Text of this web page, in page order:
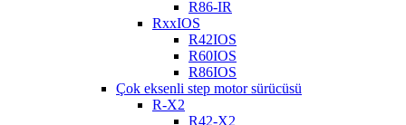
R86-IR
RxxIOS
R42IOS
R60IOS
R86IOS
Çok eksenli step motor sürücüsü
R-X2
R42-X2